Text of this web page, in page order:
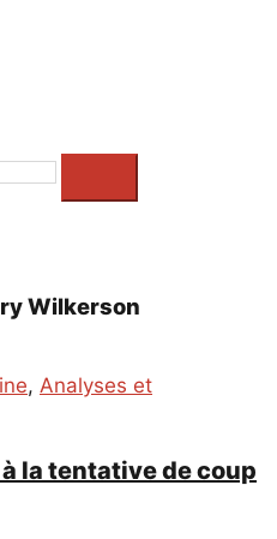
Wilkerson
, Analyses et
la tentative de coup